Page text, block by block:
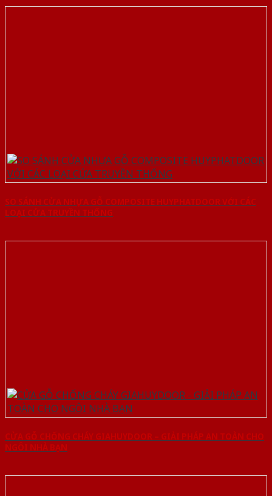
SO SÁNH CỬA NHỰA GỖ COMPOSITE HUYPHATDOOR VỚI CÁC
LOẠI CỬA TRUYỀN THỐNG
CỬA GỖ CHỐNG CHÁY GIAHUYDOOR – GIẢI PHÁP AN TOÀN CHO
NGÔI NHÀ BẠN